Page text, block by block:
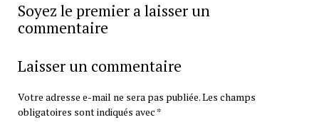
Soyez le premier a laisser un
commentaire
Laisser un commentaire
Votre adresse e-mail ne sera pas publiée.Les champs
obligatoires sont indiqués avec *